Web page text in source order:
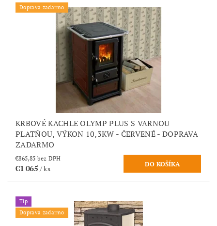
Doprava zadarmo
KRBOVÉ KACHLE OLYMP PLUS S VARNOU
PLATŇOU, VÝKON 10,3KW - ČERVENÉ - DOPRAVA
ZADARMO
€865,85 bez DPH
€1 065 / ks
Tip
Doprava zadarmo